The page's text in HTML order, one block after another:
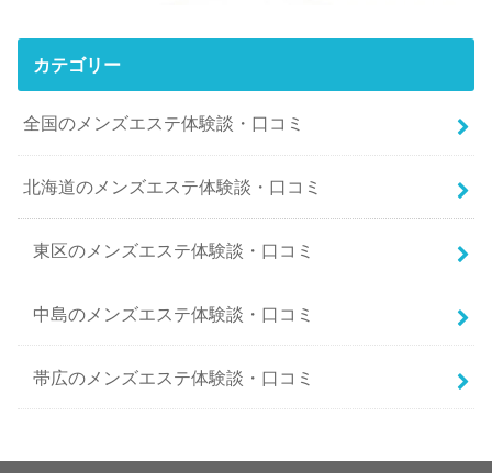
カテゴリー
全国のメンズエステ体験談・口コミ
北海道のメンズエステ体験談・口コミ
東区のメンズエステ体験談・口コミ
中島のメンズエステ体験談・口コミ
帯広のメンズエステ体験談・口コミ